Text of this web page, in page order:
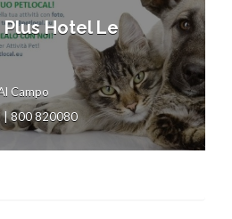
Hotel Le
Campo
| 800 820080